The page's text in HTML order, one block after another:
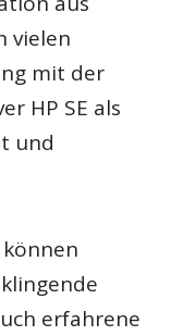
vielen
mit der
HP SE als
und
erfahrene